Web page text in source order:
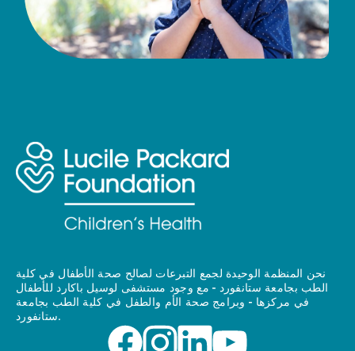
نحن المنظمة الوحيدة لجمع التبرعات لصالح صحة الأطفال في كلية
الطب بجامعة ستانفورد - مع وجود مستشفى لوسيل باكارد للأطفال
في مركزها - وبرامج صحة الأم والطفل في كلية الطب بجامعة
ستانفورد.